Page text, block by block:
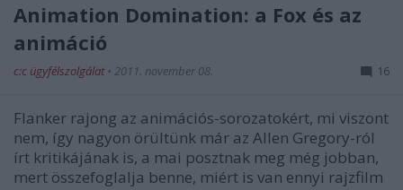
Animation Domination: a Fox és az
animáció
c:c ügyfélszolgálat • 2011. november 08. 16
Flanker rajong az animációs-sorozatokért, mi viszont
nem, így nagyon örültünk már az Allen Gregory-ról
írt kritikájának is, a mai posztnak meg még jobban,
mert összefoglalja benne, miért is van ennyi rajzfilm